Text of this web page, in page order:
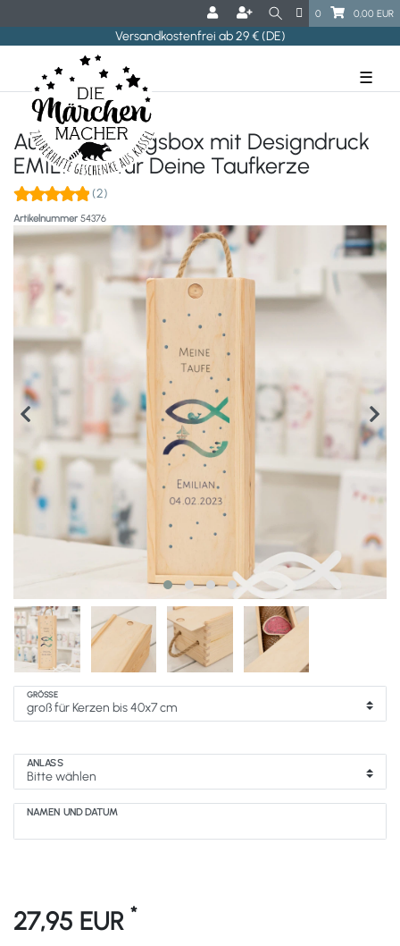
0 0,00 EUR
Versandkostenfrei ab 29 € (DE)
☰
Aufbewahrungsbox mit Designdruck
EMILIAN - für Deine Taufkerze
(2)
Artikelnummer 54376
GRÖSSE
ANLASS
NAMEN UND DATUM
27,95 EUR *